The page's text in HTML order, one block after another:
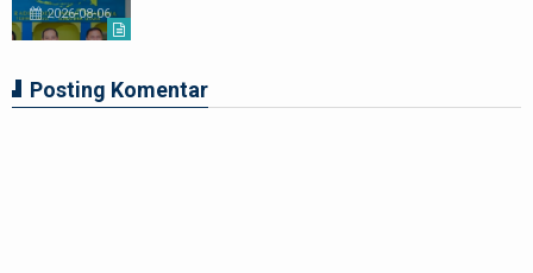
2026-08-06
Posting Komentar